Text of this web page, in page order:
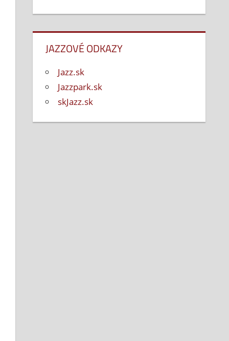
JAZZOVÉ ODKAZY
Jazz.sk
Jazzpark.sk
skJazz.sk